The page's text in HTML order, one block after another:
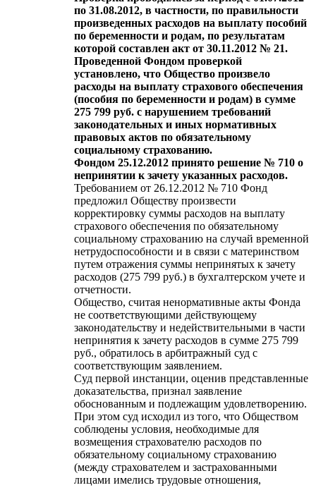
по 31.08.2012, в частности, по правильности
произведенных расходов на выплату пособий
по беременности и родам, по результатам
которой составлен акт от 30.11.2012 № 21.
Проведенной Фондом проверкой
установлено, что Общество произвело
расходы на выплату страхового обеспечения
(пособия по беременности и родам) в сумме
275 799 руб. с нарушением требований
законодательных и иных нормативных
правовых актов по обязательному
социальному страхованию.
Фондом 25.12.2012 принято решение № 710 о
непринятии к зачету указанных расходов.
Требованием от 26.12.2012 № 710 Фонд
предложил Обществу произвести
корректировку суммы расходов на выплату
страхового обеспечения по обязательному
социальному страхованию на случай временной
нетрудоспособности и в связи с материнством
путем отражения суммы непринятых к зачету
расходов (275 799 руб.) в бухгалтерском учете и
отчетности.
Общество, считая ненормативные акты Фонда
не соответствующими действующему
законодательству и недействительными в части
непринятия к зачету расходов в сумме 275 799
руб., обратилось в арбитражный суд с
соответствующим заявлением.
Суд первой инстанции, оценив представленные
доказательства, признал заявление
обоснованным и подлежащим удовлетворению.
При этом суд исходил из того, что Обществом
соблюдены условия, необходимые для
возмещения страхователю расходов по
обязательному социальному страхованию
(между страхователем и застрахованными
лицами имелись трудовые отношения,